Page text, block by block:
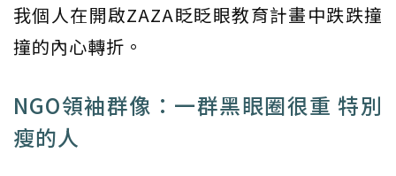
我個人在開啟ZAZA眨眨眼教育計畫中跌跌撞
撞的內心轉折。
NGO領袖群像：一群黑眼圈很重 特別
瘦的人